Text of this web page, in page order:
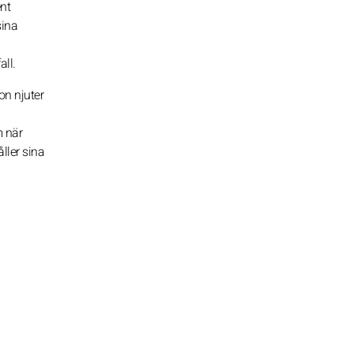
njuter
när
sina